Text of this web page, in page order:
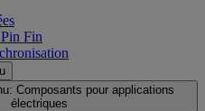
Fin
Composants pour applications
électriques